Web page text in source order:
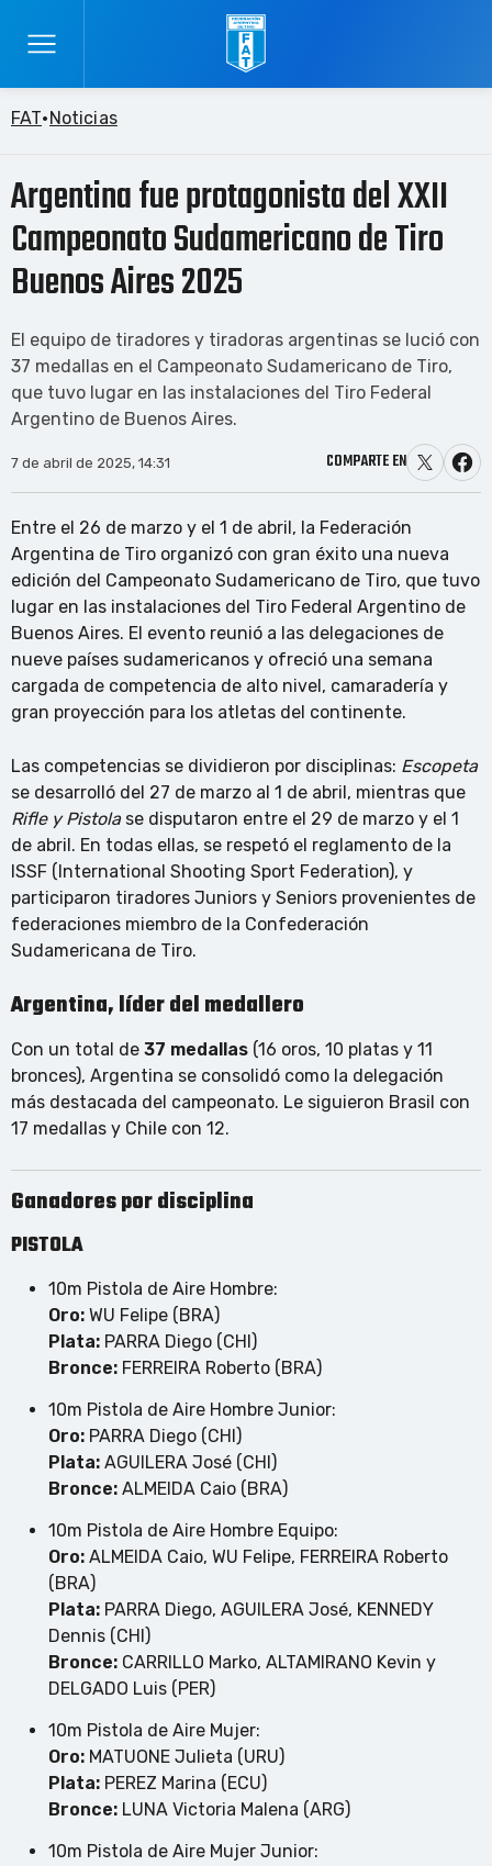
FAT Noticias
Argentina fue protagonista del XXII
Campeonato Sudamericano de Tiro
Buenos Aires 2025
El equipo de tiradores y tiradoras argentinas se lució con
37 medallas en el Campeonato Sudamericano de Tiro,
que tuvo lugar en las instalaciones del Tiro Federal
Argentino de Buenos Aires.
7 de abril de 2025, 14:31 COMPARTE EN
Entre el 26 de marzo y el 1 de abril, la Federación
Argentina de Tiro organizó con gran éxito una nueva
edición del Campeonato Sudamericano de Tiro, que tuvo
lugar en las instalaciones del Tiro Federal Argentino de
Buenos Aires. El evento reunió a las delegaciones de
nueve países sudamericanos y ofreció una semana
cargada de competencia de alto nivel, camaradería y
gran proyección para los atletas del continente.
Las competencias se dividieron por disciplinas: Escopeta
se desarrolló del 27 de marzo al 1 de abril, mientras que
Rifle y Pistolase disputaron entre el 29 de marzo y el 1
de abril. En todas ellas, se respetó el reglamento de la
ISSF (International Shooting Sport Federation), y
participaron tiradores Juniors y Seniors provenientes de
federaciones miembro de la Confederación
Sudamericana de Tiro.
Argentina, líder del medallero
Con un total de 37 medallas (16 oros, 10 platas y 11
bronces), Argentina se consolidó como la delegación
más destacada del campeonato. Le siguieron Brasil con
17 medallas y Chile con 12.
Ganadores por disciplina
PISTOLA
10m Pistola de Aire Hombre:
Oro: WU Felipe (BRA)
Plata: PARRA Diego (CHI)
Bronce: FERREIRA Roberto (BRA)
10m Pistola de Aire Hombre Junior:
Oro: PARRA Diego (CHI)
Plata: AGUILERA José (CHI)
Bronce: ALMEIDA Caio (BRA)
10m Pistola de Aire Hombre Equipo:
Oro: ALMEIDA Caio, WU Felipe, FERREIRA Roberto
(BRA)
Plata: PARRA Diego, AGUILERA José, KENNEDY
Dennis (CHI)
Bronce: CARRILLO Marko, ALTAMIRANO Kevin y
DELGADO Luis (PER)
10m Pistola de Aire Mujer:
Oro: MATUONE Julieta (URU)
Plata: PEREZ Marina (ECU)
Bronce: LUNA Victoria Malena (ARG)
10m Pistola de Aire Mujer Junior: